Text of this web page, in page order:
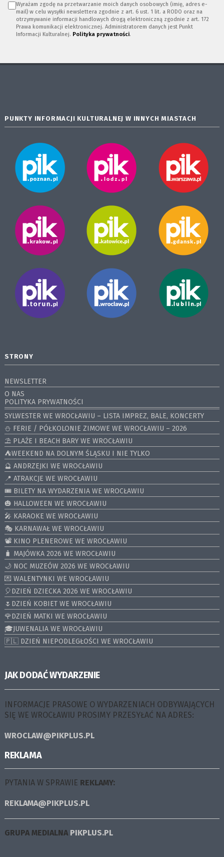
Wyrażam zgodę na przetwarzanie moich danych osobowych (imię, adres e-
mail) w celu wysyłki newslettera zgodnie z art. 6 ust. 1 lit. a RODO oraz na
otrzymywanie informacji handlowych drogą elektroniczną zgodnie z art. 172
Prawa komunikacji elektronicznej. Administratorem danych jest Punkt
Informacji Kulturalnej. Polityka prywatności.
PUNKTY INFORMACJI KULTURALNEJ W INNYCH MIASTACH
STRONY
NEWSLETTER
O NAS
POLITYKA PRYWATNOŚCI
SYLWESTER WE WROCŁAWIU – LISTA IMPREZ, BALE, KONCERTY
⛄️ FERIE / PÓŁKOLONIE ZIMOWE WE WROCŁAWIU – 2026
⛱️ PLAŻE I BEACH BARY WE WROCŁAWIU
⛺️WEEKEND NA DOLNYM ŚLĄSKU I NIE TYLKO
🔮 ANDRZEJKI WE WROCŁAWIU
📍 ATRAKCJE WE WROCŁAWIU
🎟️ BILETY NA WYDARZENIA WE WROCŁAWIU
🎃 HALLOWEEN WE WROCŁAWIU
🎤 KARAOKE WE WROCŁAWIU
🎭 KARNAWAŁ WE WROCŁAWIU
📽️ KINO PLENEROWE WE WROCŁAWIU
🧳 MAJÓWKA 2026 WE WROCŁAWIU
🌙 NOC MUZEÓW 2026 WE WROCŁAWIU
💌 WALENTYNKI WE WROCŁAWIU
🎈DZIEŃ DZIECKA 2026 WE WROCŁAWIU
🌷DZIEŃ KOBIET WE WROCŁAWIU
🌹DZIEŃ MATKI WE WROCŁAWIU
🎓JUWENALIA WE WROCŁAWIU
🇵🇱 DZIEŃ NIEPODLEGŁOŚCI WE WROCŁAWIU
JAK DODAĆ WYDARZENIE
INFORMACJE PRASOWE O WYDARZENIACH ODBYWAJĄCYCH
SIĘ WE WROCŁAWIU PROSIMY PRZESYŁAĆ NA ADRES:
WROCLAW@PIKPLUS.PL
REKLAMA
PYTANIA W SPRAWIE REKLAMY:
REKLAMA@PIKPLUS.PL
GRUPA MEDIALNA PIKPLUS.PL